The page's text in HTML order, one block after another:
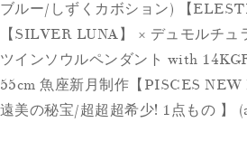
ブルー/しずくカボション) 【
【SILVER LUNA】 × デュモルチ
ツインソウルペンダント with
55cm 魚座新月制作【PISCES
遠美の秘宝/超超超希少! 1点もの 】